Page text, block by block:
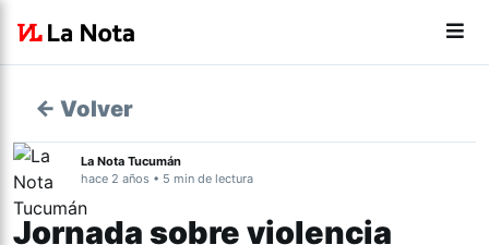
← Volver
La Nota Tucumán
hace 2 años • 5 min de lectura
Jornada sobre violencia